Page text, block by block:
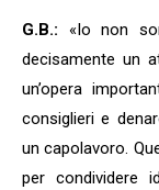
G.B.: «Io non
decisamente un
un’opera
consiglieri e
un capolavoro.
per condividere